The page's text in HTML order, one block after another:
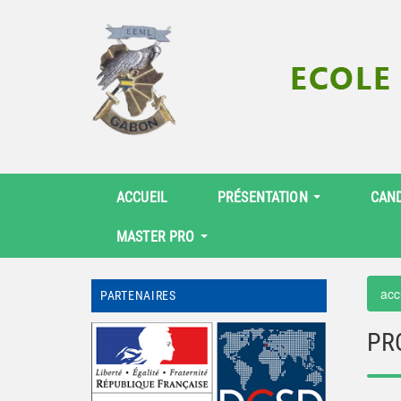
ACCUEIL PRÉSENTATION
MASTER PRO
PARTENAIRES